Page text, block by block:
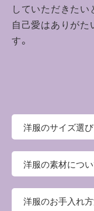
していただきたい
自己愛はありがた
す。
洋服のサイズ選
このページの上部
らにサイズ表がご
洋服の素材につ
綿 75％、ポリエス
綿とポリエステル
洋服のお手入れ